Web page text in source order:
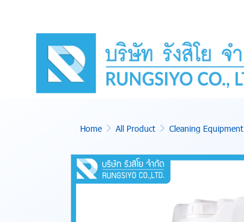
Home All Product Cleaning Equipment